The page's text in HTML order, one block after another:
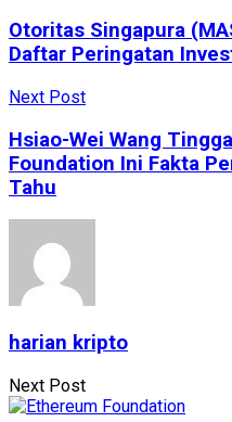
Otoritas Singapura
Daftar Peringatan
Next Post
Hsiao-Wei Wang
Foundation Ini Fakta
Tahu
harian kripto
Next Post